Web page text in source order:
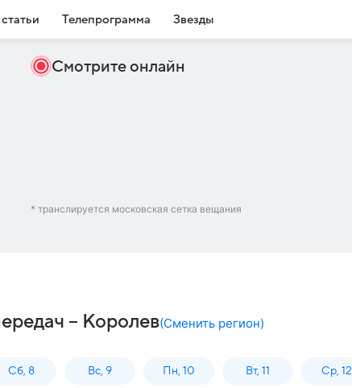
Телепрограмма Звезды
Смотрите онлайн
* транслируется московская сетка вещания
– Королев(Сменить регион)
Сб, 8 Вс, 9 Пн, 10 Вт, 11 Ср, 12